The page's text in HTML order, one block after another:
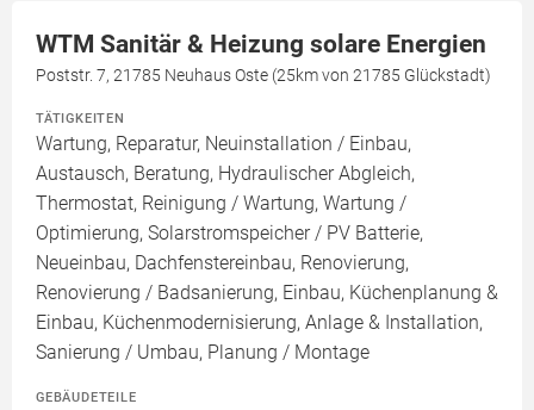
WTM Sanitär & Heizung solare Energien
Poststr. 7, 21785 Neuhaus Oste (25km von 21785 Glückstadt)
TÄTIGKEITEN
Wartung, Reparatur, Neuinstallation / Einbau,
Austausch, Beratung, Hydraulischer Abgleich,
Thermostat, Reinigung / Wartung, Wartung /
Optimierung, Solarstromspeicher / PV Batterie,
Neueinbau, Dachfenstereinbau, Renovierung,
Renovierung / Badsanierung, Einbau, Küchenplanung &
Einbau, Küchenmodernisierung, Anlage & Installation,
Sanierung / Umbau, Planung / Montage
GEBÄUDETEILE